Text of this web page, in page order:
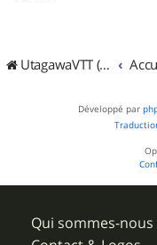
UtagawaVTT (Randos VTT et VTTAE avec traces GPS)
Développé par
Qui sommes-nous